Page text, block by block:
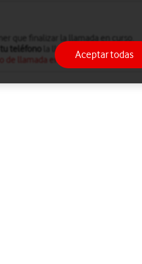
tu teléfono
la llamada en espera.
de llamada en espera.
Aceptar todas